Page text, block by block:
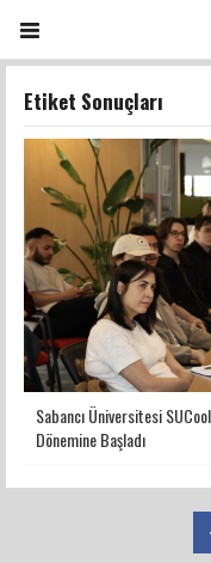
Etiket Sonuçları
Sabancı Üniversitesi
Dönemine Başladı